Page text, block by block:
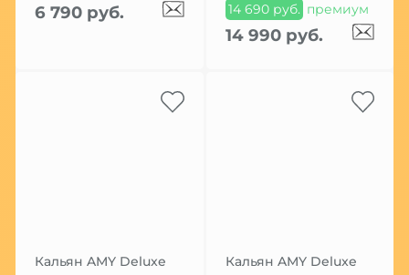
6 790 руб. 14 690 руб. премиум
14 990 руб.
Кальян AMY Deluxe
Кальян AMY Deluxe